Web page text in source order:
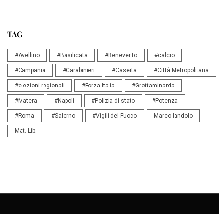
TAG
#Avellino #Basilicata #Benevento #calcio
#Campania #Carabinieri #Caserta #Città Metropolitana
#elezioni regionali #Forza Italia #Grottaminarda
#Matera #Napoli #Polizia di stato #Potenza
#Roma #Salerno #Vigili del Fuoco Marco Iandolo
Mat. Lib.